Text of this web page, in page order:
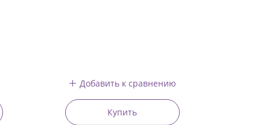
Добавить к сравнению
Купить